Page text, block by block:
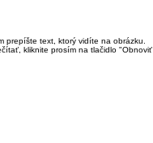
prepíšte text, ktorý vidíte na obrázku.
kliknite prosím na tlačidlo "Obnoviť